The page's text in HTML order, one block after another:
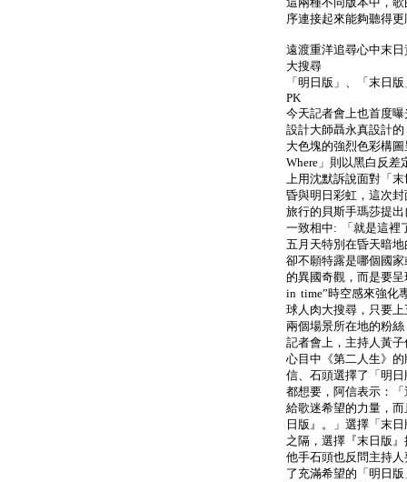
序連接起來能夠聽得
遠渡重洋追尋心中末
大搜尋
「明日版」、「末日
PK
今天記者會上也首度
設計大師聶永真設計
大色塊的強烈色彩構
Where」則以黑白反
上用沈默訴說面對「
昏與明日彩虹，這次
旅行的貝斯手瑪莎提
一致相中: 「就是這裡
五月天特別在昏天暗
卻不願特露是哪個國
的異國奇觀，而是要呈
in time”時空感來強化
球人肉大搜尋，只要
兩個場景所在地的粉
記者會上，主持人黃
心目中《第二人生》
信、石頭選擇了「明
都想要，阿信表示：
給歌迷希望的力量，
日版』。」選擇「末
之隔，選擇『末日版
他手石頭也反問主持
了充滿希望的「明日